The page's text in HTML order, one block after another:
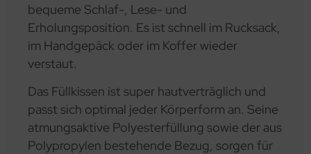
bequeme Schlaf-, Lese- und
Erholungsposition. Es ist schnell im Rucksack,
im Handgepäck oder im Koffer wieder
verstaut.
Das Füllkissen ist super hautverträglich und
passt sich optimal jeder Körperform an. Seine
atmungsaktive Polyesterfüllung sowie der aus
Polypropylen bestehende Bezug, sorgen für